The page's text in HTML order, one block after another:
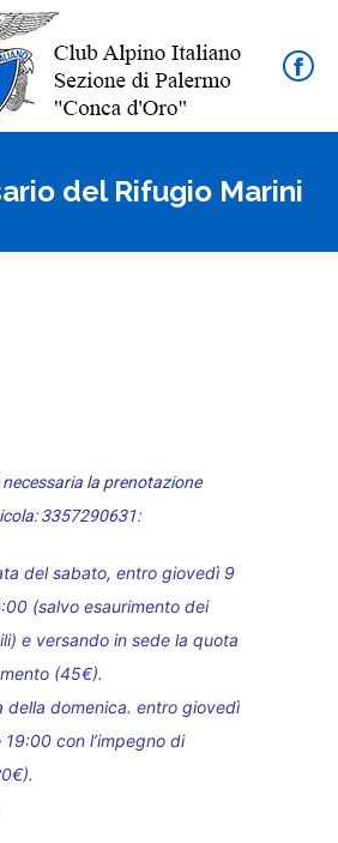
new
del Rifugio Marini
la prenotazione
3357290631:
del sabato, entro giovedì 9
(salvo esaurimento dei
e versando in sede la quota
(45€).
della domenica. entro giovedì
con l’impegno di